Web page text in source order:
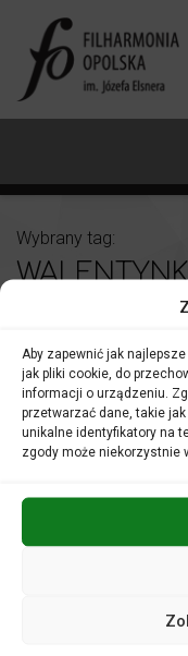
Aby zapewnić jak
jak pliki cookie, do
informacji o urządzeniu.
przetwarzać dane, takie
unikalne identyfikatory na
zgody może niekorzystnie
Wybrany tag:
POLITYKA
WIRTUALNY SPACER